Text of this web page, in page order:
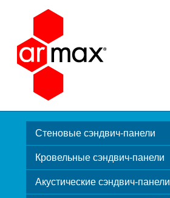
Стеновые сэндвич-панели
Кровельные сэндвич-панели
Акустические сэндвич-панели